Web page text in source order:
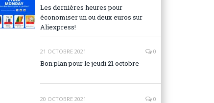
Les dernières heures pour
économiser un ou deux euros sur
Aliexpress!
21 OCTOBRE 2021 0
Bon plan pour le jeudi 21 octobre
20 OCTOBRE 2021 0